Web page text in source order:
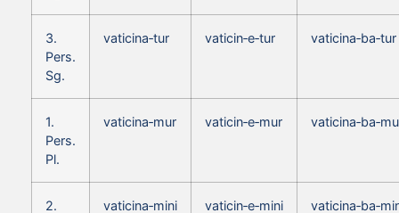
3.
Pers.
Sg.
vaticina‑tur vaticin‑e‑tur vaticina‑ba‑tur
1.
Pers.
Pl.
vaticina‑mur vaticin‑e‑mur
2.
vaticina‑mini vaticin‑e‑mini